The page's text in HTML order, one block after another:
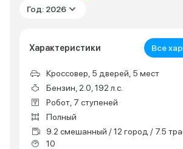
Год: 2026
Характеристики Все
Кроссовер, 5 дверей, 5 мест
Бензин, 2.0, 192 л.с.
Робот, 7 ступеней
Полный
9.2 смешанный / 12 город / 7.5
10